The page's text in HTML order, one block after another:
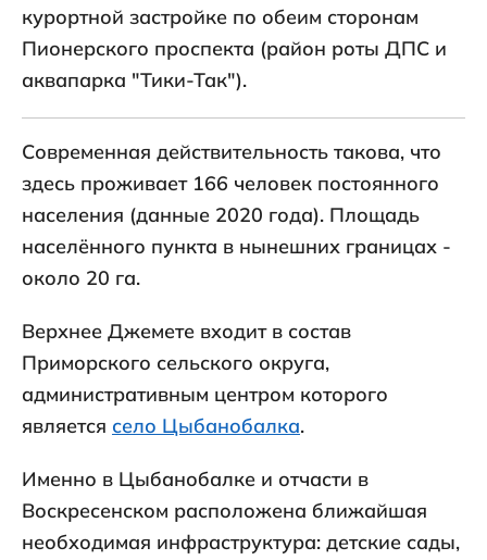
курортной застройке по обеим сторонам
Пионерского проспекта (район роты ДПС и
аквапарка "Тики-Так").
Современная действительность такова, что
здесь проживает 166 человек постоянного
населения (данные 2020 года). Площадь
населённого пункта в нынешних границах -
около 20 га.
Верхнее Джемете входит в состав
Приморского сельского округа,
административным центром которого
является село Цыбанобалка.
Именно в Цыбанобалке и отчасти в
Воскресенском расположена ближайшая
необходимая инфраструктура: детские сады,